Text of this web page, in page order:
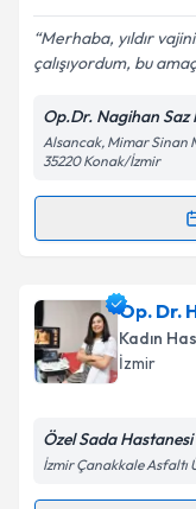
Kişisel
Metni'ni
kapsamda
Merhaba, yıldır
çalışıyordum, bu
Op.Dr. Nagihan Saz
Alsancak, Mimar Sinan
35220 Konak/İzmir
Randevu
Op. Dr.
oluşturun. Size
takvim
Op. Dr.
Kadın
İzmir
Özel Sada Hastanesi
İzmir Çanakkale Asfaltı